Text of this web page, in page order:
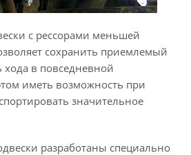
с рессорами меньшей
сохранить приемлемый
в повседневной
иметь возможность при
значительное
разработаны специально